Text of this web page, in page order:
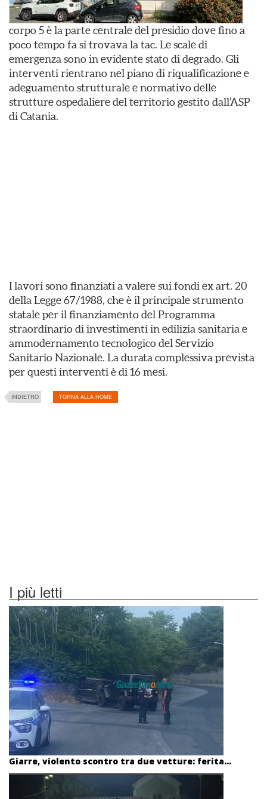
corpo 5 è la parte centrale del presidio dove fino a
poco tempo fa si trovava la tac. Le scale di
emergenza sono in evidente stato di degrado. Gli
interventi rientrano nel piano di riqualificazione e
adeguamento strutturale e normativo delle
strutture ospedaliere del territorio gestito dall’ASP
di Catania.
I lavori sono finanziati a valere sui fondi ex art. 20
della Legge 67/1988, che è il principale strumento
statale per il finanziamento del Programma
straordinario di investimenti in edilizia sanitaria e
ammodernamento tecnologico del Servizio
Sanitario Nazionale. La durata complessiva prevista
per questi interventi è di 16 mesi.
INDIETRO TORNA ALLA HOME
I più letti
Giarre, violento scontro tra due vetture: ferita...